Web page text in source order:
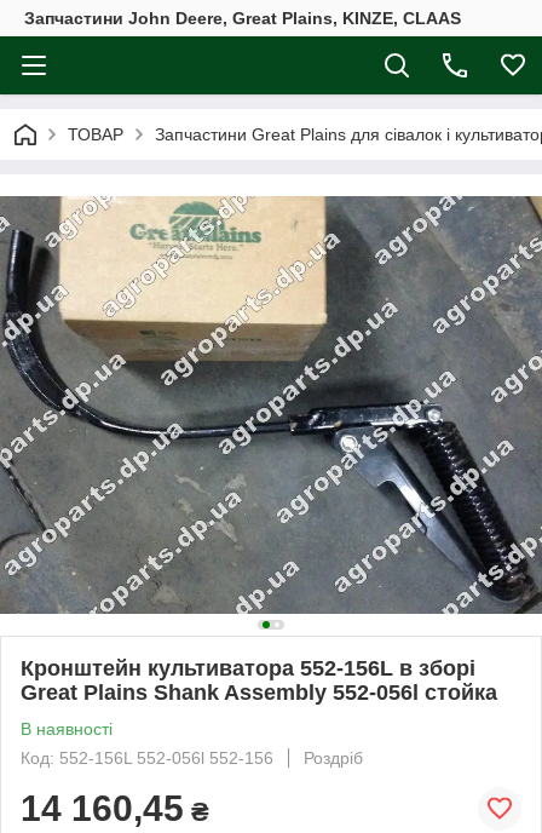
Запчастини John Deere, Great Plains, KINZE, CLAAS
ТОВАР Запчастини Great Plains для сівалок і
Кронштейн культиватора 552-156L в зборі
Great Plains Shank Assembly 552-056l стойка
В наявності
Код: 552-156L 552-056l 552-156
Роздріб
14 160,45 ₴